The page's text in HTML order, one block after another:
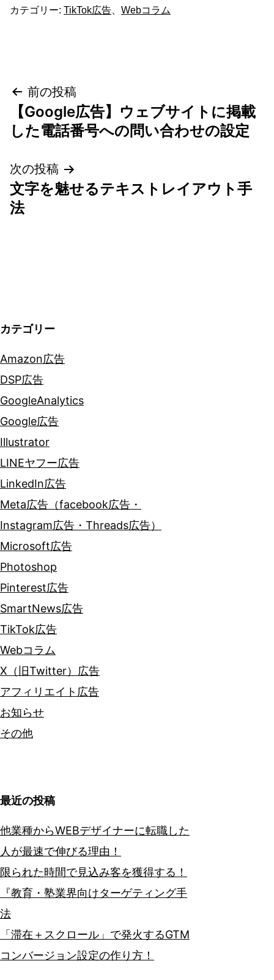
カテゴリー: TikTok広告 Webコラム
投
稿
ビ
ゲ
ン
前の投稿
【Google広告】ウェブサイトに掲載
した電話番号への問い合わせの設定
次の投稿
文字を魅せるテキストレイアウト手
法
カテゴリー
Amazon広告
DSP広告
GoogleAnalytics
Google広告
Illustrator
LINEヤフー広告
LinkedIn広告
Meta広告（facebook広告・
Instagram広告・Threads広告）
Microsoft広告
Photoshop
Pinterest広告
SmartNews広告
TikTok広告
Webコラム
X（旧Twitter）広告
アフィリエイト広告
お知らせ
その他
最近の投稿
他業種からWEBデザイナーに転職した
人が最速で伸びる理由！
限られた時間で見込み客を獲得する！
『教育・塾業界向けターゲティング手
法
「滞在＋スクロール」で発火するGTM
コンバージョン設定の作り方！